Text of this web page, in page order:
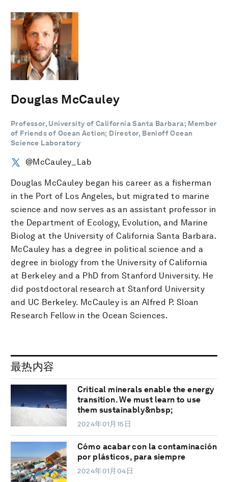
Douglas McCauley
Professor, University of California Santa Barbara; Member
of Friends of Ocean Action; Director, Benioff Ocean
Science Laboratory
@McCauley_Lab
Douglas McCauley began his career as a fisherman
in the Port of Los Angeles, but migrated to marine
science and now serves as an assistant professor in
the Department of Ecology, Evolution, and Marine
Biolog at the University of California Santa Barbara.
McCauley has a degree in political science and a
degree in biology from the University of California
at Berkeley and a PhD from Stanford University. He
did postdoctoral research at Stanford University
and UC Berkeley. McCauley is an Alfred P. Sloan
Research Fellow in the Ocean Sciences.
最热内容
Critical minerals enable the energy
transition. We must learn to use
them sustainably&nbsp;
2024年01月15日
Cómo acabar con la contaminación
por plásticos, para siempre
2024年01月04日